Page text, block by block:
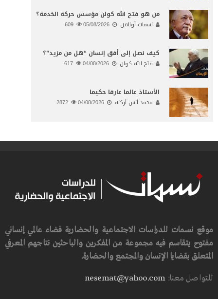
من هو فتح الله كولن مؤسس حركة الخدمة؟
نسمات أونلاين 05/08/2026
كيف نصل إلى أفق إنسان “هل من مزيد”؟
فتح الله كولن 04/08/2026
الأستاذ عالما عارفا حكيما
محمد أنس أركنه 04/08/2026
موقع نسمات للدراسات الاجتماعية والحضارية فضاء عالمي إنساني
مفتوح يتقاسم فيه مجموعة من المفكرين والباحثين نتاجهم المعرفي
المتعلق بقضايا الإنسان والمجتمع والحضارة.
للتواصل معنا:nesemat@yahoo.com